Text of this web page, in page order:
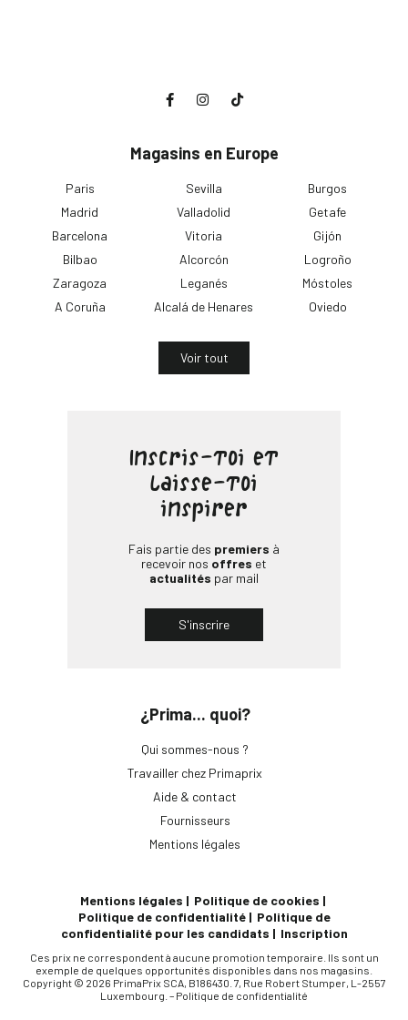
Magasins en Europe
Paris
Madrid
Barcelona
Bilbao
Zaragoza
A Coruña
Sevilla
Valladolid
Vitoria
Alcorcón
Leganés
Alcalá de Henares
Burgos
Getafe
Gijón
Logroño
Móstoles
Oviedo
Voir tout
¿Prima... quoi?
Qui sommes-nous ?
Travailler chez Primaprix
Aide & contact
Fournisseurs
Mentions légales
Inscris-toi et
laisse-toi
inspirer
Fais partie des premiers à
recevoir nos offres et
actualités par mail
S'inscrire
Mentions légales
Politique de cookies
Politique de confidentialité
Politique de
confidentialité pour les candidats
Inscription
Ces prix ne correspondent à aucune promotion temporaire. Ils sont un
exemple de quelques opportunités disponibles dans nos magasins.
Copyright © 2026 PrimaPrix SCA, B186430. 7, Rue Robert Stumper, L-2557
Luxembourg. – Politique de confidentialité